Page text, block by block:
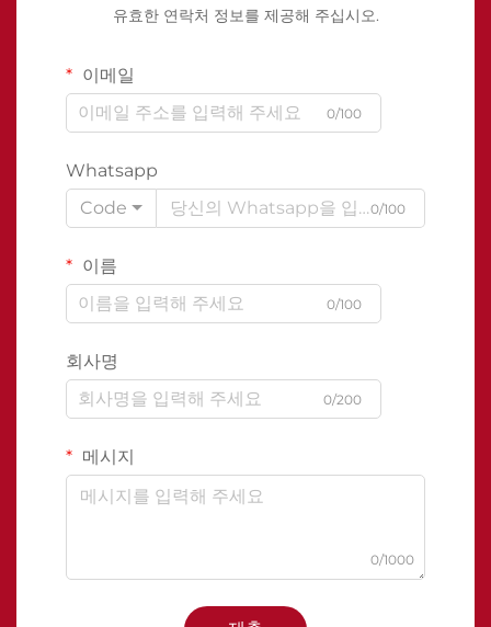
유효한 연락처 정보를 제공해 주십시오.
이메일
0/100
Whatsapp
Code
0/100
이름
0/100
회사명
0/200
메시지
0/1000